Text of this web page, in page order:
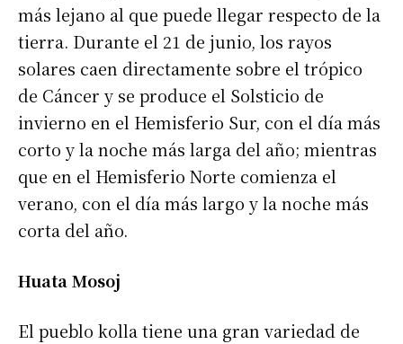
más lejano al que puede llegar respecto de la
tierra. Durante el 21 de junio, los rayos
solares caen directamente sobre el trópico
de Cáncer y se produce el Solsticio de
invierno en el Hemisferio Sur, con el día más
corto y la noche más larga del año; mientras
que en el Hemisferio Norte comienza el
verano, con el día más largo y la noche más
corta del año.
Huata Mosoj
El pueblo kolla tiene una gran variedad de